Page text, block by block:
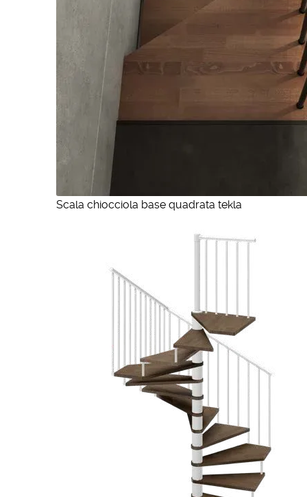
Scala chiocciola base quadrata tekla